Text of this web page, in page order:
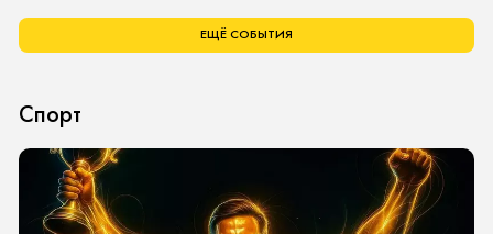
ЕЩЁ СОБЫТИЯ
Спорт